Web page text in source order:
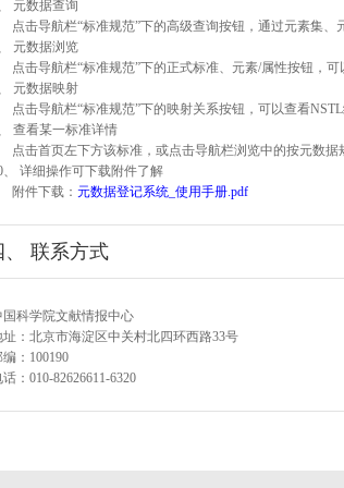
元数据查询
点击导航栏“标准规范”下的高级查询按钮，通过元素集、
元数据浏览
点击导航栏“标准规范”下的正式标准、元素/属性按钮，
元数据映射
点击导航栏“标准规范”下的映射关系按钮，可以查看
查看某一标准详情
点击首页左下方该标准，或点击导航栏浏览中的按元数
、 详细操作可下载附件了解
附件下载： 元数据登记系统_使用手册.pdf
、 联系方式
国科学院文献情报中心
址：北京市海淀区中关村北四环西路33号
编：100190
话：010-82626611-6320